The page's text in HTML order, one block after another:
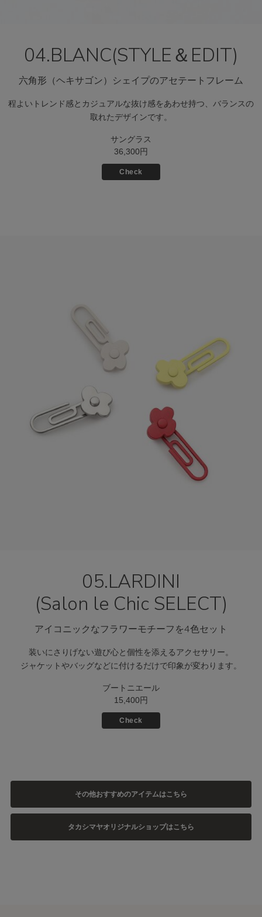
04.BLANC(STYLE＆EDIT)
六角形（ヘキサゴン）シェイプのアセテートフレーム
程よいトレンド感とカジュアルな抜け感をあわせ持つ、バランスの
取れたデザインです。
サングラス
36,300円
Check
05.LARDINI
(Salon le Chic SELECT)
アイコニックなフラワーモチーフを4色セット
装いにさりげない遊び心と個性を添えるアクセサリー。
ジャケットやバッグなどに付けるだけで印象が変わります。
ブートニエール
15,400円
Check
その他おすすめのアイテムはこちら
タカシマヤオリジナルショップはこちら